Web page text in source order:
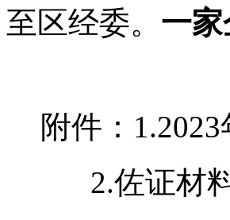
至区经委。 一
附件：
2.佐证材